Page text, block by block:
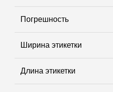
Погрешность
Ширина этикетки
Длина этикетки